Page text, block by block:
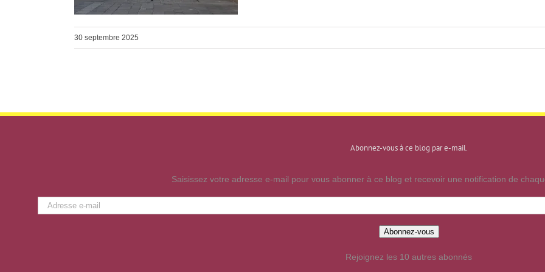
30 septembre 2025
Abonnez-vous à ce blog par e-mail.
Saisissez votre adresse e-mail pour vous abonner à ce blog et recevoir une notification de
Adresse
Abonnez-vous
Rejoignez les 10 autres abonnés